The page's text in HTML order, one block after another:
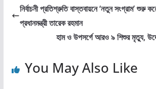
নির্বাচনী প্রতিশ্রুতি বাস্তবায়নে ‘নতুন সংগ্রাম’ শুরু
প্রধানমন্ত্রী তারেক রহমান
হাম ও উপসর্গে আরও ৯ শিশুর মৃত্যু,
You May Also Like